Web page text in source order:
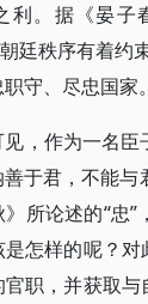
利。据《晏子
廷秩序有着约
守、尽忠国家。
见，作为一名臣
于君，不能与
》所论述的“
是怎样的呢？
职，并获取